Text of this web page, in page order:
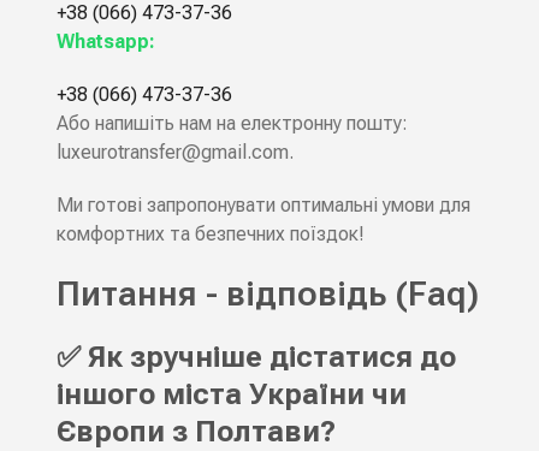
+38 (066) 473-37-36
Whatsapp:
+38 (066) 473-37-36
Або напишіть нам на електронну пошту:
luxeurotransfer@gmail.com.
Ми готові запропонувати оптимальні умови для
комфортних та безпечних поїздок!
Питання - відповідь (Faq)
✅ Як зручніше дістатися до
іншого міста України чи
Європи з Полтави?